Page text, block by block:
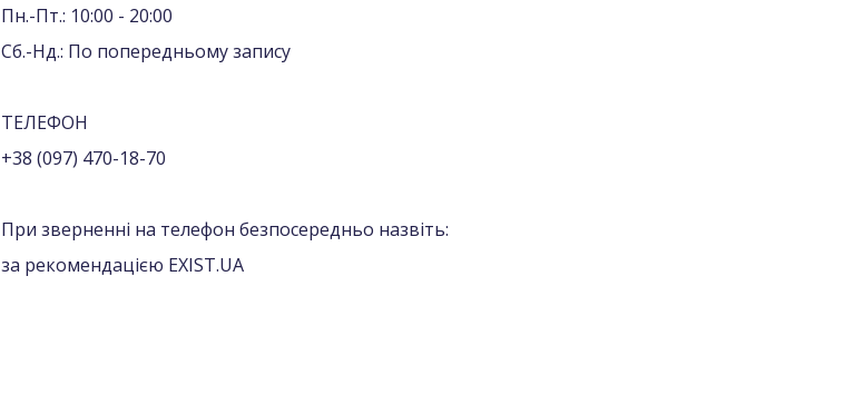
Пн.-Пт.: 10:00 - 20:00
Сб.-Нд.: По попередньому запису
ТЕЛЕФОН
+38 (097) 470-18-70
При зверненні на телефон безпосередньо назвіть:
за рекомендацією EXIST.UA